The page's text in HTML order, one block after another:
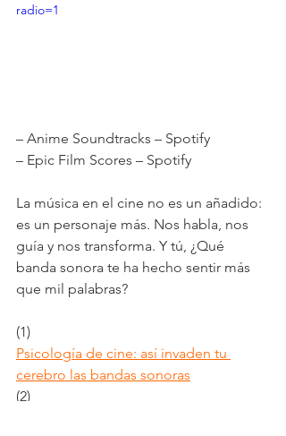
radio=1
– Anime Soundtracks – Spotify
– Epic Film Scores – Spotify
La música en el cine no es un añadido:
es un personaje más. Nos habla, nos
guía y nos transforma. Y tú, ¿Qué
banda sonora te ha hecho sentir más
que mil palabras?
(1)
Psicología de cine: así invaden tu
cerebro las bandas sonoras
(2)